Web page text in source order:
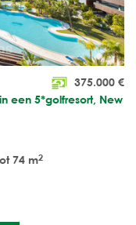
375.000 €
een 5*golfresort, New
74 m2